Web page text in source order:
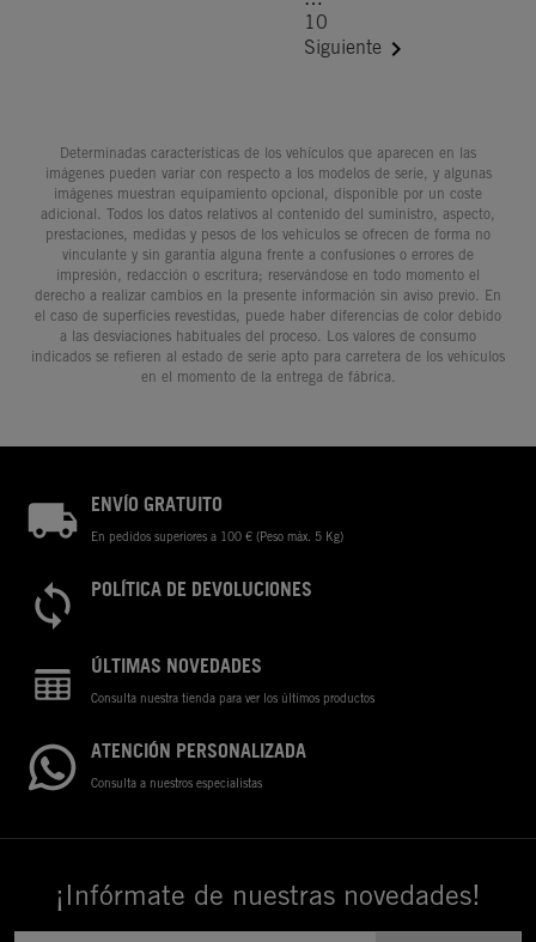
10
Siguiente 
Determinadas características de los vehículos que aparecen en las
imágenes pueden variar con respecto a los modelos de serie, y algunas
imágenes muestran equipamiento opcional, disponible por un coste
adicional. Todos los datos relativos al contenido del suministro, aspecto,
prestaciones, medidas y pesos de los vehículos se ofrecen de forma no
vinculante y sin garantía alguna frente a confusiones o errores de
impresión, redacción o escritura; reservándose en todo momento el
derecho a realizar cambios en la presente información sin aviso previo. En
el caso de superficies revestidas, puede haber diferencias de color debido
a las desviaciones habituales del proceso. Los valores de consumo
indicados se refieren al estado de serie apto para carretera de los vehículos
en el momento de la entrega de fábrica.
ENVÍO GRATUITO
En pedidos superiores a 100 € (Peso máx. 5 Kg)
POLÍTICA DE DEVOLUCIONES
ÚLTIMAS NOVEDADES
Consulta nuestra tienda para ver los últimos productos
ATENCIÓN PERSONALIZADA
Consulta a nuestros especialistas
¡Infórmate de nuestras novedades!